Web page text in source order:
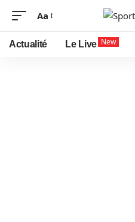
Aa
Actualité Le Live New